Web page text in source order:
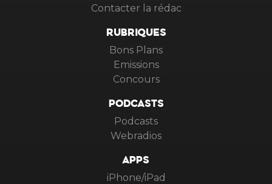
Contacter la rédac
RUBRIQUES
Bons Plans
Emissions
Concours
PODCASTS
Podcasts
Webradios
APPS
iPhone/iPad